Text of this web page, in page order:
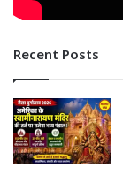
Recent Posts